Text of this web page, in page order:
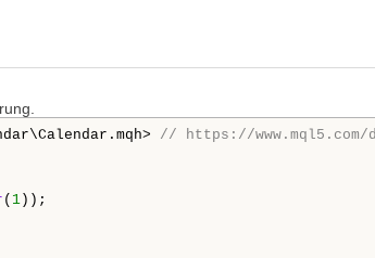
// https://www.mql5.com/
( 1 ));